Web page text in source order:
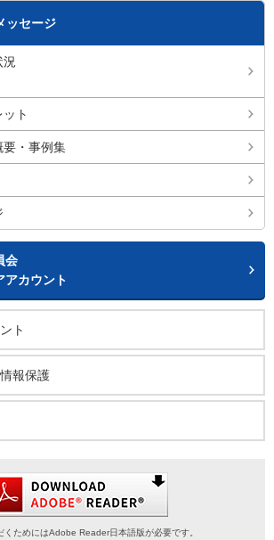
ッセージ
ト
要・事例集
会
アカウント
ト
報保護
くためにはAdobe Reader日本語版が必要です。